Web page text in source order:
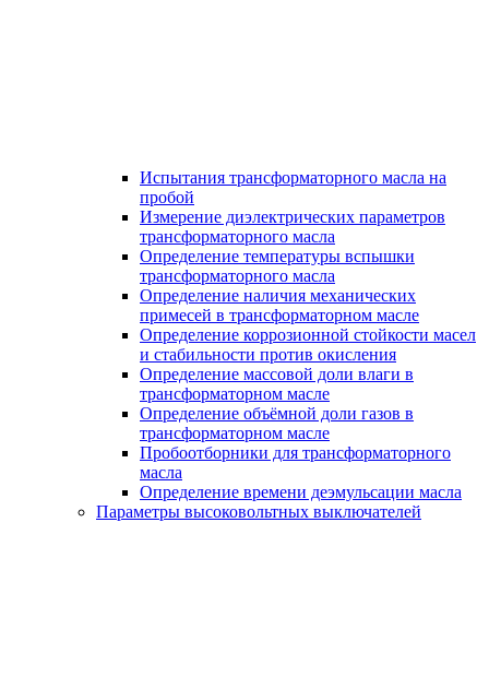
Испытания трансформаторного масла на
пробой
Измерение диэлектрических параметров
трансформаторного масла
Определение температуры вспышки
трансформаторного масла
Определение наличия механических
примесей в трансформаторном масле
Определение коррозионной стойкости масел
и стабильности против окисления
Определение массовой доли влаги в
трансформаторном масле
Определение объёмной доли газов в
трансформаторном масле
Пробоотборники для трансформаторного
масла
Определение времени деэмульсации масла
Параметры высоковольтных выключателей